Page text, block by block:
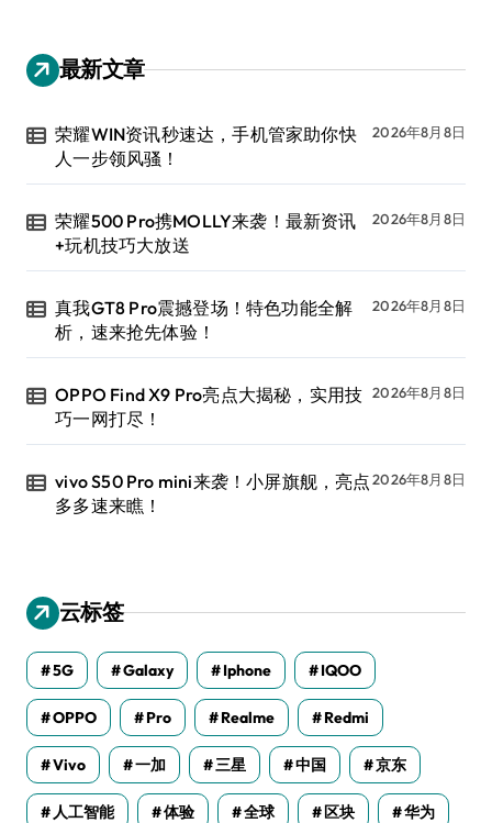
最新文章
荣耀WIN资讯秒速达，手机管家助你快
人一步领风骚！
2026年8月8日
荣耀500 Pro携MOLLY来袭！最新资讯
+玩机技巧大放送
2026年8月8日
真我GT8 Pro震撼登场！特色功能全解
析，速来抢先体验！
2026年8月8日
OPPO Find X9 Pro亮点大揭秘，实用技
巧一网打尽！
2026年8月8日
vivo S50 Pro mini来袭！小屏旗舰，亮点
多多速来瞧！
2026年8月8日
云标签
5G Galaxy Iphone IQOO
OPPO Pro Realme Redmi
Vivo 一加 三星 中国 京东
人工智能 体验 全球 区块 华为